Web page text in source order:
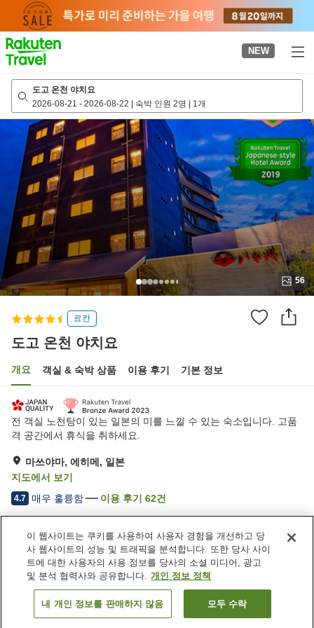
page
NEW
도고 온천 야치요
2026-08-21 - 2026-08-22 | 숙박 인원 2명 | 1개
56
료칸
도고 온천 야치요
개요 객실 & 숙박 상품 이용 후기 기본 정보
전 객실 노천탕이 있는 일본의 미를 느낄 수 있는 숙소입니다. 고품
격 공간에서 휴식을 취하세요.
마쓰야마, 에히메, 일본
지도에서 보기
4.7 매우 훌륭함 이용 후기 62건
숙소 편의 시설/서비스
건물 내에 온천 있음
제트 욕조
프라이빗 다이닝
자동판매기
일본 에히메 마쓰야마 도고 온천 야치요
객실 보기
이 웹사이트는 쿠키를 사용하여 사용자 경험을 개선하고 당
사 웹사이트의 성능 및 트래픽을 분석합니다. 또한 당사 사이
트에 대한 사용자의 사용 정보를 당사의 소셜 미디어, 광고
및 분석 협력사와 공유합니다. 개인 정보 정책
내 개인 정보를 판매하지 않음 모두 수락